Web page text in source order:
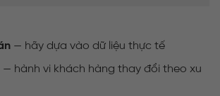
— hãy dựa vào dữ liệu thực tế
— hành vi khách hàng thay đổi theo xu